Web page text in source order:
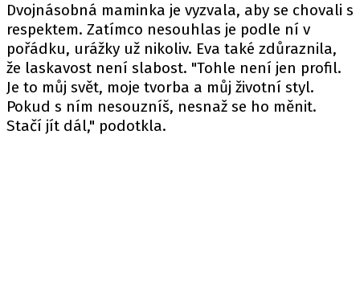
Dvojnásobná maminka je vyzvala, aby se chovali s
respektem. Zatímco nesouhlas je podle ní v
pořádku, urážky už nikoliv. Eva také zdůraznila,
že laskavost není slabost. "Tohle není jen profil.
Je to můj svět, moje tvorba a můj životní styl.
Pokud s ním nesouzníš, nesnaž se ho měnit.
Stačí jít dál," podotkla.